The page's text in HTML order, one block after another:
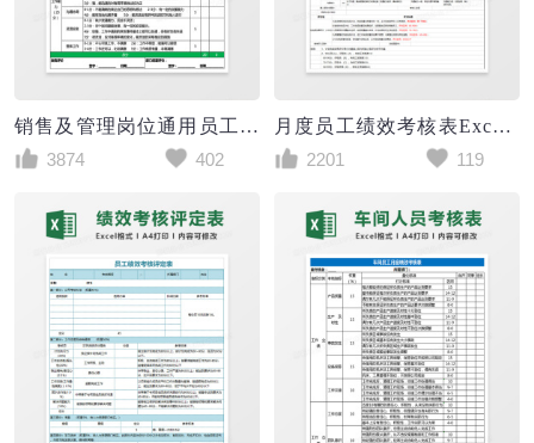
销售及管理岗位通用员工绩效考核表excel表格模板
3874
402
月度员工绩效考核表Excel模板
2201
119